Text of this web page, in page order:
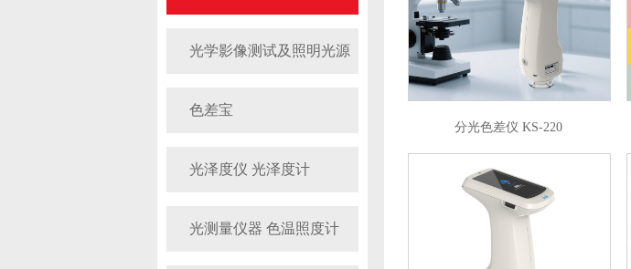
光学影像测试及照明光源
色差宝
光泽度仪 光泽度计
光测量仪器 色温照度计
分光色差仪 KS-220